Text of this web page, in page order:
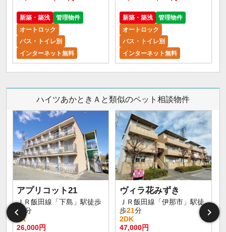
新築・築浅
管理物件
オートロック
バス・トイレ別
インターネット無料
新築・築浅
管理物件
オートロック
バス・トイレ別
インターネット無料
ハイツあかときＡと類似のペット相談物件
アプリコット21
ＪＲ飯田線「下島」駅徒歩
12 分
1R
26,000円
ヴィラ花みずき
ＪＲ飯田線「伊那市」駅徒
歩21分
2DK
47,000円